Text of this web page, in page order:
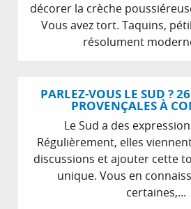
décorer la crèche
Vous avez tort. Taquins,
résolument
PARLEZ-VOUS LE SUD ?
PROVENÇALES À
Le Sud a des
Régulièrement, elles
discussions et ajouter cette
unique. Vous en
certaines,...